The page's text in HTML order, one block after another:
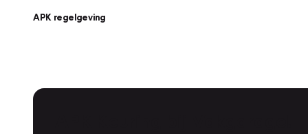
APK regelgeving